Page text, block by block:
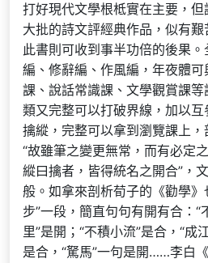
打好現代文學根柢實在主要，
大批的詩文評經典作品，似有艱
此書則可收到事半功倍的後果
編、修辭編、作風編，年夜體
課、說話常識課、文學觀賞課
類又完整可以打破界線，加以互
擒縱，完整可以拿到瀏覽課上，
“故雖筆之變更無常，而有必定
縱曰擒者，皆得統名之開合”，
般。如拿來剖析荀子的《勸學
步”一段，簡直句句有開有合：“
里”是開；“不積小流”是合，“成
是合，“駑馬”一句是開……李白